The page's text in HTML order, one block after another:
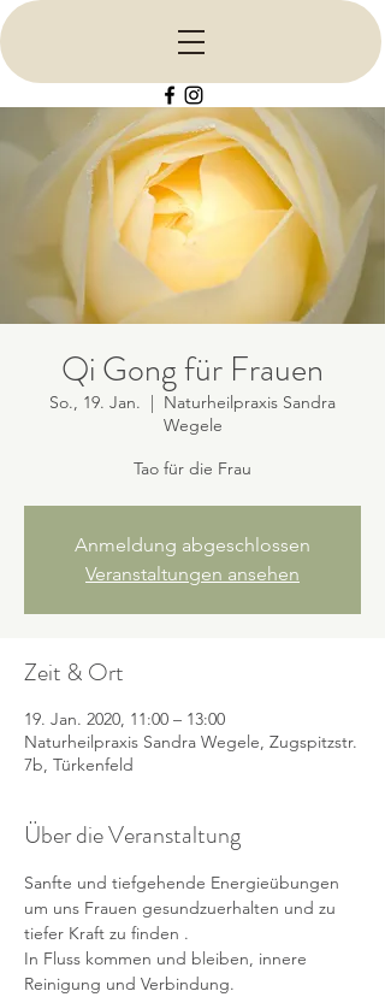
Qi Gong für Frauen
So., 19. Jan.
  |
Naturheilpraxis Sandra
Wegele
Tao für die Frau
Anmeldung abgeschlossen
Veranstaltungen ansehen
Zeit & Ort
19. Jan. 2020, 11:00 – 13:00
Naturheilpraxis Sandra Wegele, Zugspitzstr.
7b, Türkenfeld
Über die Veranstaltung
Sanfte und tiefgehende Energieübungen
um uns Frauen gesundzuerhalten und zu
tiefer Kraft zu finden .
In Fluss kommen und bleiben, innere
Reinigung und Verbindung.